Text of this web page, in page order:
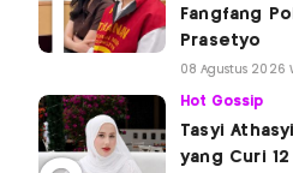
Fangfang
Prasetyo
08 Agustus 2026
Hot Gossip
Tasyi
yang Curi